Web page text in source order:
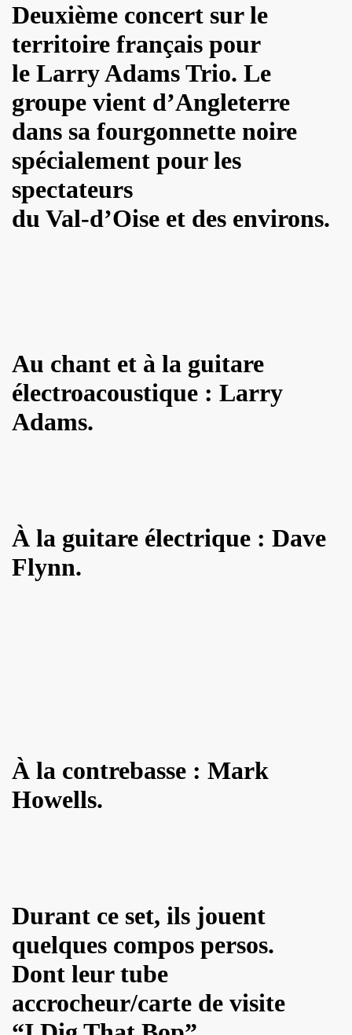
Deuxième concert sur le
territoire français pour
le Larry Adams Trio. Le
groupe vient d’Angleterre
dans sa fourgonnette noire
spécialement pour les
spectateurs
du Val-d’Oise et des environs.
Au chant et à la guitare
électroacoustique : Larry
Adams.
À la guitare électrique : Dave
Flynn.
À la contrebasse : Mark
Howells.
Durant ce set, ils jouent
quelques compos persos.
Dont leur tube
accrocheur/carte de visite
set-lists.
fanzine L ORDONNANCE (2004).
: concerts, spectacles, expositions, cabaret, etc.
"AJASPHERE" le 28 octobre 2025 au Petit Bain (75013
"OK KO" le 16 octobre 2025 au Zenith (Paris) : chronique
UNKNOWN" le 27 septembre 2025 a Gouvieux (60) :
"AJASPHERE" le 30 août 2025 en la chapelle Reille
a DANIEL DARC le 19 juin 2025, rue Charles
le 10 juin 2025 au Cafe de la Danse
ET LE DRAGON ALL STARS + CATASTROPHE
ADRIAN, concert litteraire "Hotel Roma" le 4 avril
au Tamanoir de Gennevilliers, a Fontenay-sous-
le 23 novembre 2024 a la Boule noire (Paris) :
THOURY en power rock n roll trio le 4 octobre 2024 a
conference de PATRICK "Ki-ox" CARDE (guitariste
"AJASPHERE vol. II" le 6 septembre 2024 a la
belle") et LEONARD LASRY ("Le grand danger de